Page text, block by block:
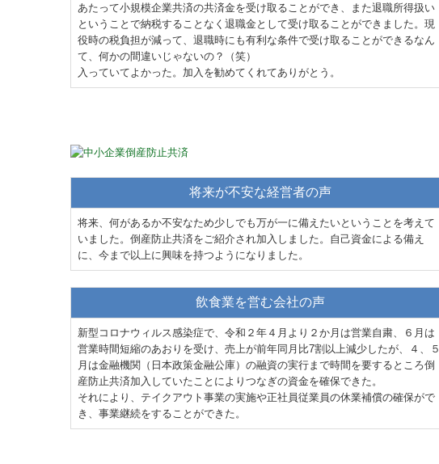
あたって小規模企業共済の共済金を受け取ることができ、また退職所得扱い
ということで納税することなく退職金として受け取ることができました。現
役時の税負担が減って、退職時にも有利な条件で受け取ることができるなん
て、何かの間違いじゃないの？（笑）
入っていてよかった。加入を勧めてくれてありがとう。
将来が不安な経営者の声
将来、何があるか不安なため少しでも万が一に備えたいということを考えて
いました。倒産防止共済をご紹介され加入しました。自己資金による備え
に、今まで以上に興味を持つようになりました。
飲食業を営む会社の声
新型コロナウィルス感染症で、令和２年４月より２か月は営業自粛、６月は
営業時間短縮のあおりを受け、売上が前年同月比7割以上減少したが、４、５
月は金融機関（日本政策金融公庫）の融資の実行まで時間を要するところ倒
産防止共済加入していたことによりつなぎの資金を確保できた。
それにより、テイクアウト事業の実施や正社員従業員の休業補償の確保がで
き、事業継続をすることができた。